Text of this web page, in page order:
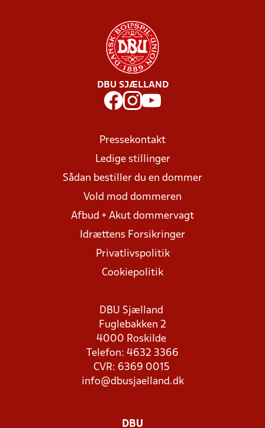
DBU SJÆLLAND
Pressekontakt
Ledige stillinger
Sådan bestiller du en dommer
Vold mod dommeren
Afbud + Akut dommervagt
Idrættens Forsikringer
Privatlivspolitik
Cookiepolitik
DBU Sjælland
Fuglebakken 2
4000 Roskilde
Telefon: 4632 3366
CVR: 6369 0015
info@dbusjaelland.dk
DBU